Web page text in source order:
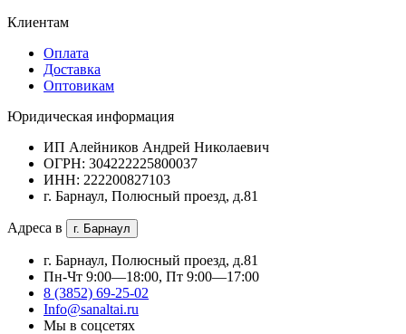
Клиентам
Оплата
Доставка
Оптовикам
Юридическая информация
ИП Алейников Андрей Николаевич
ОГРН: 304222225800037
ИНН: 222200827103
г. Барнаул, Полюсный проезд, д.81
Адреса в г. Барнаул
г. Барнаул, Полюсный проезд, д.81
Пн-Чт 9:00—18:00, Пт 9:00—17:00
8 (3852) 69-25-02
Info@sanaltai.ru
Мы в соцсетях